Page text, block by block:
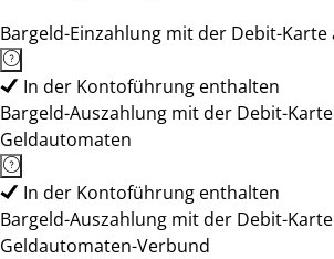
Bargeld-Einzahlung mit der Debit-Karte
In der Kontoführung enthalten
Bargeld-Auszahlung mit der Debit-
Geldautomaten
In der Kontoführung enthalten
Bargeld-Auszahlung mit der Debit-
Geldautomaten-Verbund